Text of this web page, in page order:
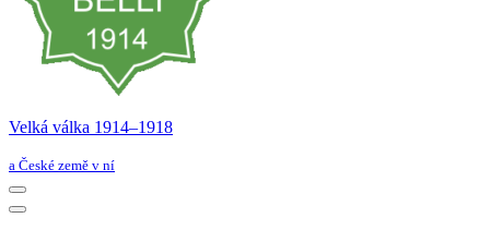
Velká válka 1914–⁠⁠⁠⁠⁠⁠1918
a České země v ní
Navigační
menu
Navigační